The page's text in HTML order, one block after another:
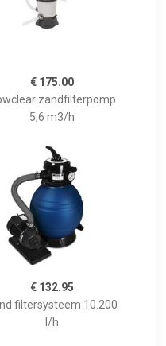
€ 175.00
zandfilterpomp
5,6 m3/h
€ 132.95
filtersysteem 10.200
l/h